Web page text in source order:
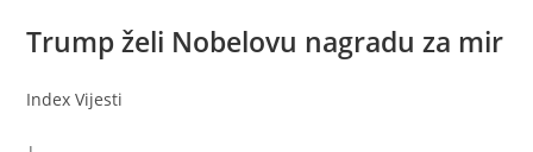
Trump želi Nobelovu nagradu za mir
Index Vijesti